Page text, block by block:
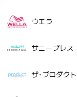
ウエラ
サニープレス
ザ･プロダクト